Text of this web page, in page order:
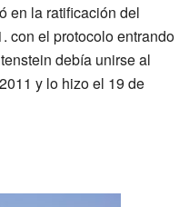
en la ratificación del
con el protocolo entrando
debía unirse al
y lo hizo el 19 de